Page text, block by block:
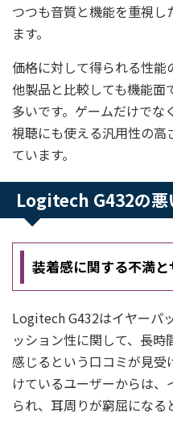
つつも音質と機能を重視
ます。
価格に対して得られる性
他製品と比較しても機能面
多いです。ゲームだけでな
視聴にも使える汎用性の高
ています。
Logitech G432の悪
装着感に関する不満
Logitech G432はイヤーパ
ッション性に関して、長
感じるという口コミが見受
けているユーザーからは
られ、耳周りが窮屈になる